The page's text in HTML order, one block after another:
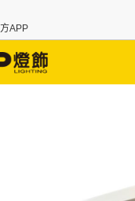
APP